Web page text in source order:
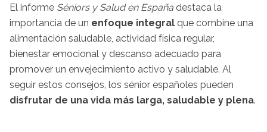
El informe Séniors y Salud en España destaca la
importancia de un enfoque integral que combine una
alimentación saludable, actividad física regular,
bienestar emocional y descanso adecuado para
promover un envejecimiento activo y saludable. Al
seguir estos consejos, los sénior españoles pueden
disfrutar de una vida más larga, saludable y plena.